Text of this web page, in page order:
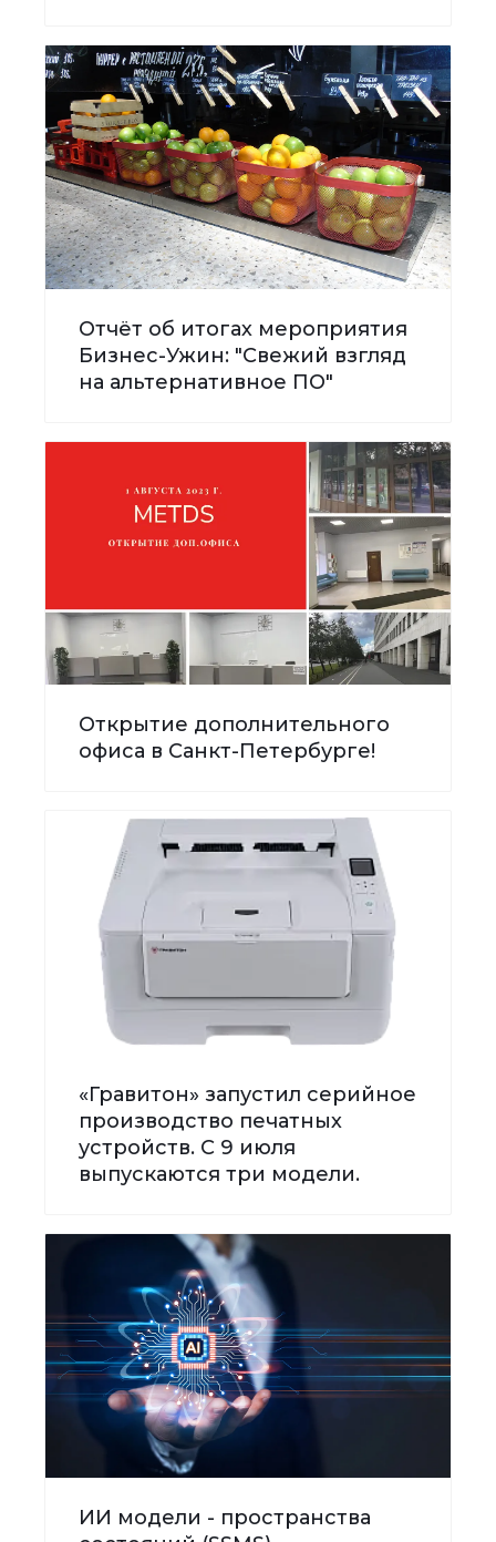
Отчёт об итогах мероприятия
Бизнес-Ужин: "Свежий взгляд
на альтернативное ПО"
Открытие дополнительного
офиса в Санкт-Петербурге!
«Гравитон» запустил серийное
производство печатных
устройств. С 9 июля
выпускаются три модели.
ИИ модели - пространства